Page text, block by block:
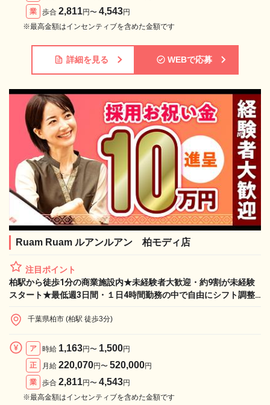
業
歩合 2,811円〜 4,543円
※最高金額はインセンティブを含めた金額です
詳細を見る WEBで応募
Ruam Ruam ルアンルアン 柏モディ店
注目ポイント
柏駅から徒歩1分の商業施設内★未経験者大歓迎・約9割が未経験
スタート★最低週3日間・１日4時間勤務の中で自由にシフト調整
千葉県柏市 (柏駅 徒歩3分)
ア 時給 1,163円〜 1,500円
正
月給 220,070円〜 520,000円
業
歩合 2,811円〜 4,543円
※最高金額はインセンティブを含めた金額です